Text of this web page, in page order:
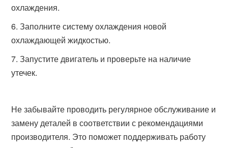
охлаждения.
Заполните систему охлаждения новой
охлаждающей жидкостью.
Запустите двигатель и проверьте на наличие
утечек.
Не забывайте проводить регулярное обслуживание и
замену деталей в соответствии с рекомендациями
производителя. Это поможет поддерживать работу